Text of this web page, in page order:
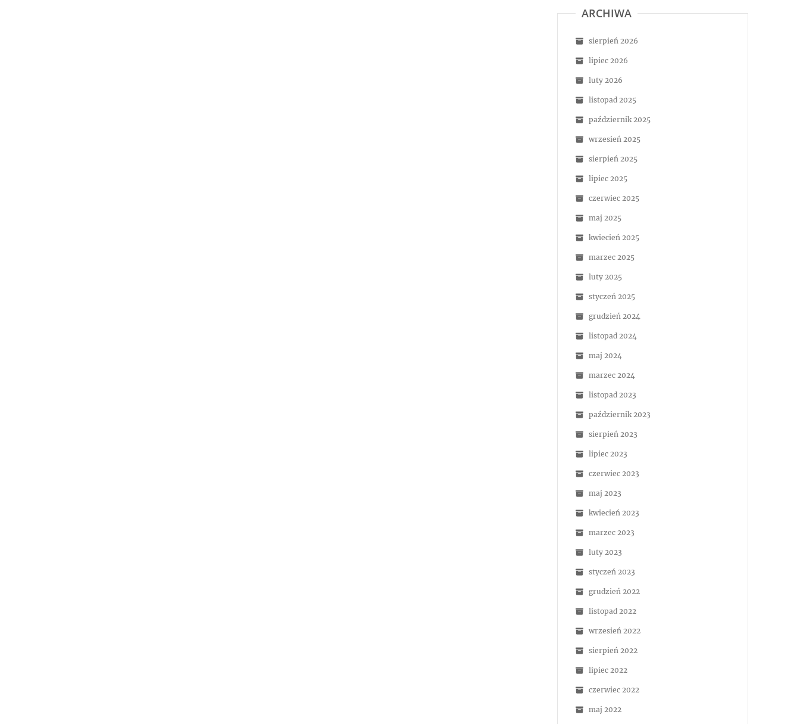
ARCHIWA
sierpień 2026
lipiec 2026
luty 2026
listopad 2025
październik 2025
wrzesień 2025
sierpień 2025
lipiec 2025
czerwiec 2025
maj 2025
kwiecień 2025
marzec 2025
luty 2025
styczeń 2025
grudzień 2024
listopad 2024
maj 2024
marzec 2024
listopad 2023
październik 2023
sierpień 2023
lipiec 2023
czerwiec 2023
maj 2023
kwiecień 2023
marzec 2023
luty 2023
styczeń 2023
grudzień 2022
listopad 2022
wrzesień 2022
sierpień 2022
lipiec 2022
czerwiec 2022
maj 2022